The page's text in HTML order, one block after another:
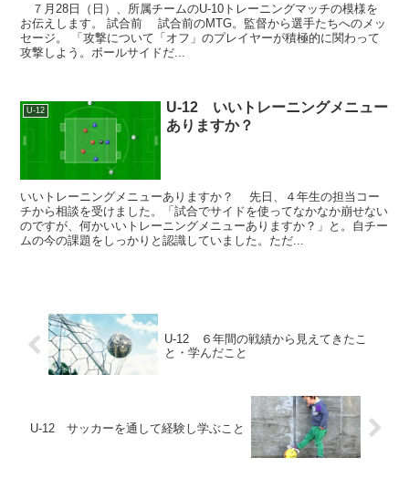
７月28日（日）、所属チームのU-10トレーニングマッチの模様を
お伝えします。 試合前 試合前のMTG。監督から選手たちへのメッ
セージ。 「攻撃について「オフ」のプレイヤーが積極的に関わって
攻撃しよう。ボールサイドだ...
U-12
U-12 いいトレーニングメニュー
ありますか？
いいトレーニングメニューありますか？ 先日、４年生の担当コー
チから相談を受けました。「試合でサイドを使ってなかなか崩せない
のですが、何かいいトレーニングメニューありますか？」と。自チー
ムの今の課題をしっかりと認識していました。ただ...
U-12 ６年間の戦績から見えてきたこ
と・学んだこと
U-12 サッカーを通して経験し学ぶこと